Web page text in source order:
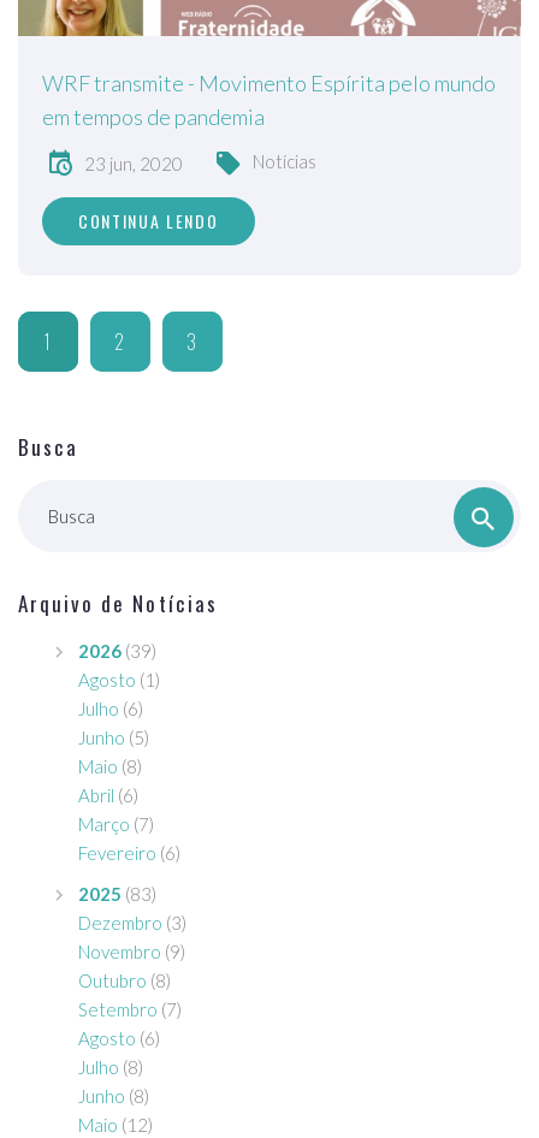
WRF transmite - Movimento Espírita pelo mundo
em tempos de pandemia
23 jun, 2020 Notícias
CONTINUA LENDO
1 2 3
Busca
Busca
Arquivo de Notícias
2026 (39)
Agosto (1)
Julho (6)
Junho (5)
Maio (8)
Abril (6)
Março (7)
Fevereiro (6)
2025 (83)
Dezembro (3)
Novembro (9)
Outubro (8)
Setembro (7)
Agosto (6)
Julho (8)
Junho (8)
Maio (12)